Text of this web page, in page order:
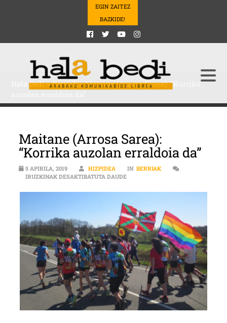
EGIN ZAITEZ
BAZKIDE!
Hala Bedi>Berriak>Maitane (Arrosa Sarea): “Korrika
Maitane (Arrosa Sarea):
“Korrika auzolan erraldoia da”
5 APIRILA, 2019 HIZPIDEA IN BERRIAK
IRUZKINAK DESAKTIBATUTA DAUDEMAITANE (ARROSA SAREA):